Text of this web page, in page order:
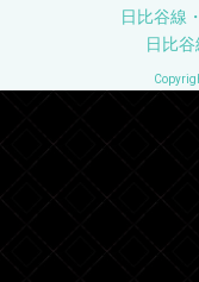
日比谷線
日比